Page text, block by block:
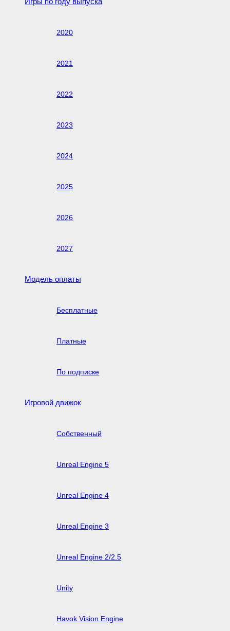
2020
2021
2022
2023
2024
2025
2026
2027
Модель оплаты
Бесплатные
Платные
По подписке
Игровой движок
Собственный
Unreal Engine 5
Unreal Engine 4
Unreal Engine 3
Unreal Engine 2/2.5
Unity
Havok Vision Engine